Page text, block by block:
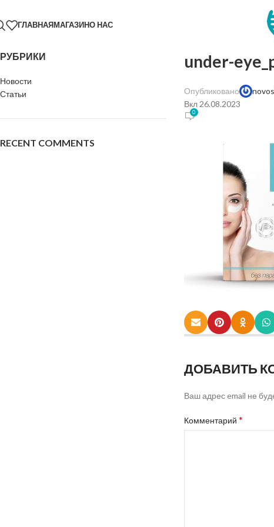
ГЛАВНАЯМАГАЗИНО НАС
РУБРИКИ
Новости
Статьи
RECENT COMMENTS
under-
Опубликовано
Вкл 26.08.2023
0
ДОБАВИТЬ
Ваш адрес email не
Комментарий *